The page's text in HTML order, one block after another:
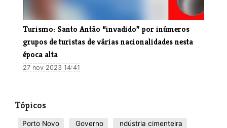
Turismo: Santo Antão “invadido” por inúmeros
grupos de turistas de várias nacionalidades nesta
época alta
27 nov 2023 14:41
Tópicos
Porto Novo Governo
ndústria cimenteira